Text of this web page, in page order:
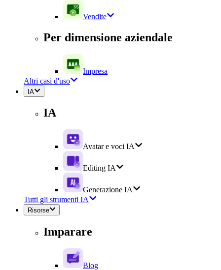
Vendite
Per dimensione aziendale
Impresa
Altri casi d'uso
IA
IA
Avatar e voci IA
Editing IA
Generazione IA
Tutti gli strumenti IA
Risorse
Imparare
Blog